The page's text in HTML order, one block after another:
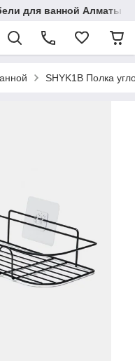
для ванной Алматы •
SHYK1B Полка